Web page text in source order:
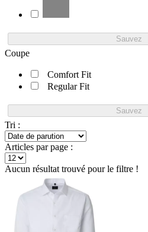
Sauvez
Coupe
Comfort Fit
Regular Fit
Sauvez
Tri :
Articles par page :
Aucun résultat trouvé pour le filtre !